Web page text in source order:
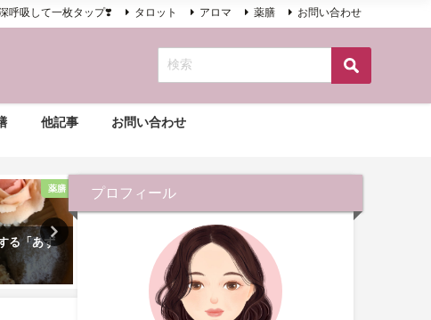
呼吸して一枚タップ❣️ タロット アロマ 薬膳 お問い合わせ
他記事 お問い合わせ
薬膳
る「あず
タバコの匂いはアロマで消
2021年3月20日
プロフィール